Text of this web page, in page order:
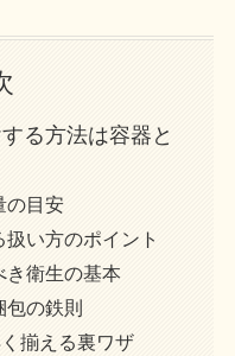
る方法は容器と
の目安
い方のポイント
き衛生の基本
包の鉄則
揃える裏ワザ